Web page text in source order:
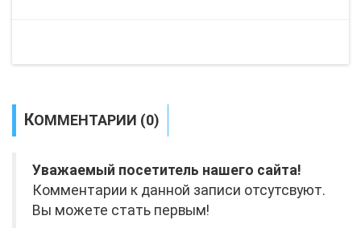
КОММЕНТАРИИ (0)
Уважаемый посетитель нашего сайта!
Комментарии к данной записи отсутсвуют.
Вы можете стать первым!